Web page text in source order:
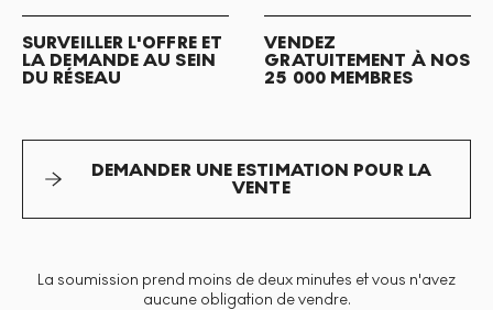
SURVEILLER L'OFFRE ET
LA DEMANDE AU SEIN
DU RÉSEAU
VENDEZ
GRATUITEMENT À NOS
25 000 MEMBRES
DEMANDER UNE ESTIMATION POUR LA
VENTE
La soumission prend moins de deux minutes et vous n'avez
aucune obligation de vendre.